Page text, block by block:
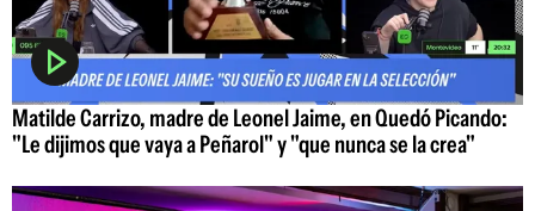
Matilde Carrizo, madre de Leonel Jaime, en Quedó Picando:
"Le dijimos que vaya a Peñarol" y "que nunca se la crea"